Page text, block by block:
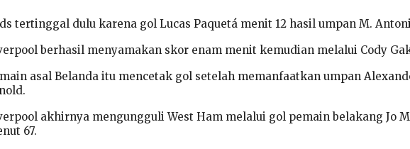
tertinggal dulu karena gol Lucas Paquetá menit 12 hasil umpan M.
berhasil menyamakan skor enam menit kemudian melalui Cody
asal Belanda itu mencetak gol setelah memanfaatkan umpan
akhirnya mengungguli West Ham melalui gol pemain belakang Jo
67.